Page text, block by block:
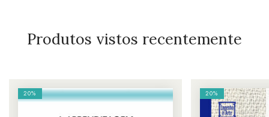
Produtos vistos recentemente
20% 20%